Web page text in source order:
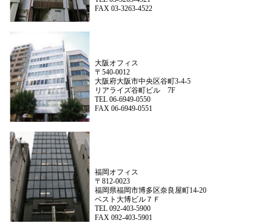
FAX 03-3263-4522
大阪オフィス
〒540-0012
大阪府大阪市中央区谷町3-4-5
リアライズ谷町ビル 7F
TEL 06-6949-0550
FAX 06-6949-0551
福岡オフィス
〒812-0023
福岡県福岡市博多区奈良屋町14-20
ベスト大博ビル７Ｆ
TEL 092-403-5900
FAX 092-403-5901